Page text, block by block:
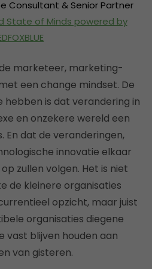
Consultant & Senior Partner
State of Minds powered by
marketeer, marketing-
een change mindset. De
hebben is dat verandering in
en onzekere wereld een
En dat de veranderingen,
innovatie elkaar
zullen volgen. Het is niet
de kleinere organisaties
opzicht, maar juist
organisaties diegene
vast blijven houden aan
van gisteren.